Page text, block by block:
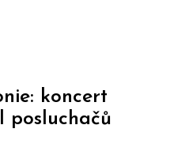
koncert
posluchačů